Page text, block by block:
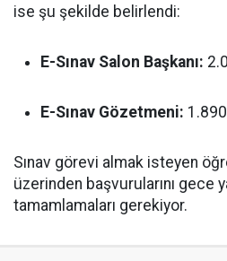
ise şu şekilde belirlendi:
E-Sınav Salon Başkanı:
E-Sınav Gözetmeni:
Sınav görevi almak isteyen
üzerinden başvurularını gece
tamamlamaları gerekiyor.